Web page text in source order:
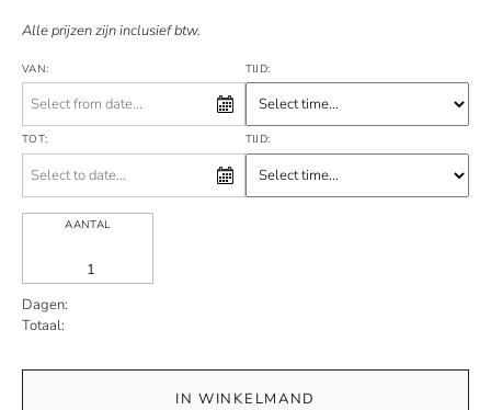
Alle prijzen zijn inclusief btw.
VAN: TIJD:
TOT: TIJD:
AANTAL
Dagen:
Totaal:
IN WINKELMAND